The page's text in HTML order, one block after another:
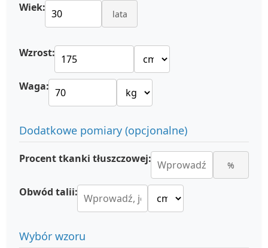
Wiek: lata
Wzrost:
Waga:
Dodatkowe pomiary (opcjonalne)
Procent tkanki tłuszczowej: %
Obwód talii:
Wybór wzoru